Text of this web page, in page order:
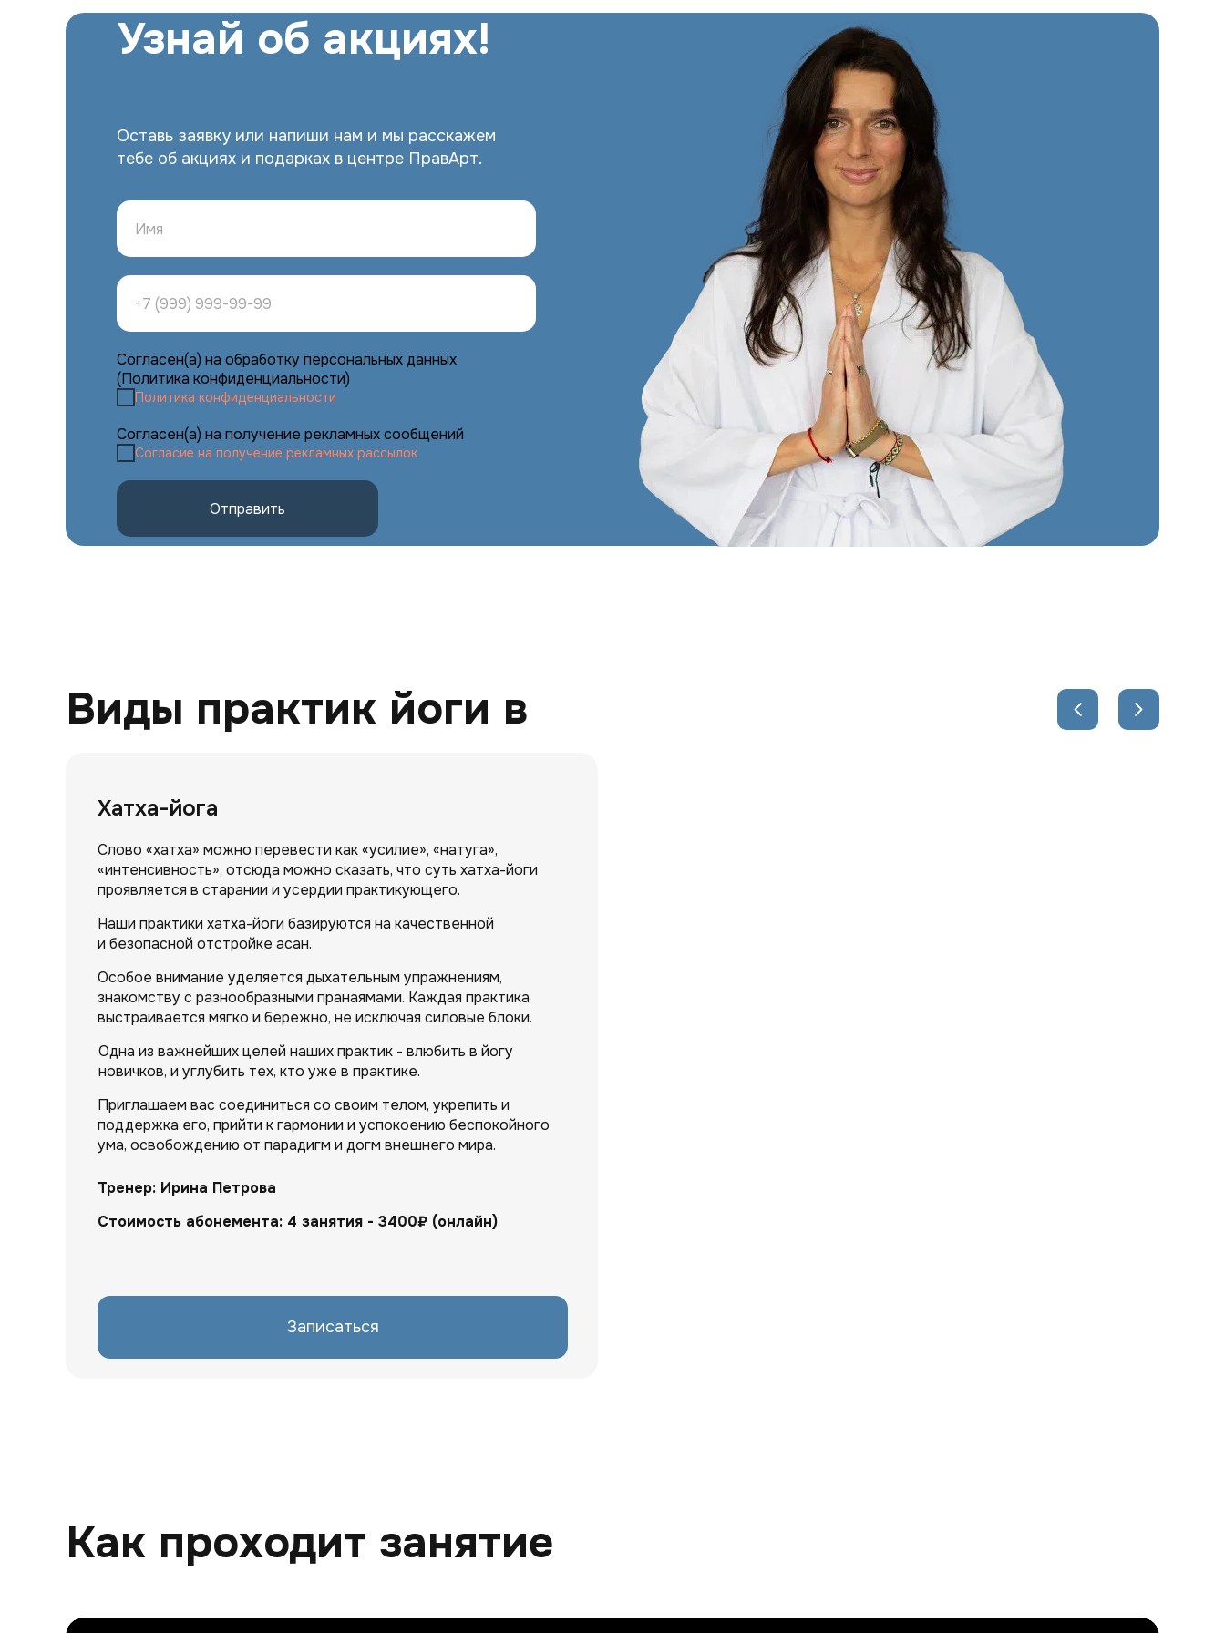
Узнай об акциях!
Оставь заявку или напиши нам и мы расскажем
тебе об акциях и подарках в центре ПравАрт.
Согласен(а) на обработку персональных данных
(Политика конфиденциальности)
Политика конфиденциальности
Согласен(а) на получение рекламных сообщений
Согласие на получение рекламных рассылок
Отправить
Виды практик йоги в
Хатха-йога
Слово «хатха» можно перевести как «усилие», «натуга»,
«интенсивность», отсюда можно сказать, что суть хатха-йоги
проявляется в старании и усердии практикующего.
Наши практики хатха-йоги базируются на качественной
и безопасной отстройке асан.
Особое внимание уделяется дыхательным упражнениям,
знакомству с разнообразными пранаямами. Каждая практика
выстраивается мягко и бережно, не исключая силовые блоки.
Приглашаем вас соединиться со своим телом, укрепить и
поддержка его, прийти к гармонии и успокоению беспокойного
ума, освобождению от парадигм и догм внешнего мира.
Записаться
Одна из важнейших целей наших практик - влюбить в йогу
новичков, и углубить тех, кто уже в практике.
Тренер: Ирина Петрова
Записаться
Стоимость абонемента: 4 занятия - 3400₽ (онлайн)
Как проходит занятие